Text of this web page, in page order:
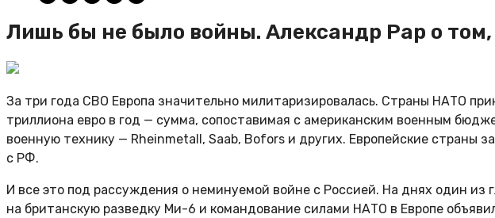
Лишь бы не было войны. Александр Рар о том,
За три года СВО Европа значительно милитаризировалась. Страны НАТО
триллиона евро в год — сумма, сопоставимая с американским военным
военную технику — Rheinmetall, Saab, Bofors и других. Европейские страны
с РФ.
И все это под рассуждения о неминуемой войне с Россией. На днях один из
на британскую разведку Ми-6 и командование силами НАТО в Европе